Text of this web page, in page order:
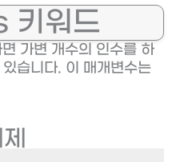
워드
가변 개수의 인수를 하
습니다. 이 매개변수는